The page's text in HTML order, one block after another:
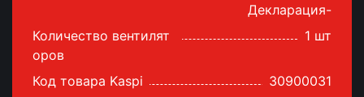
Декларация-
Количество вентилят
оров
1 шт
Код товара Kaspi 30900031